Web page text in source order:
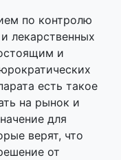
по контролю
лекарственных
и
есть такое
на рынок и
для
верят, что
от